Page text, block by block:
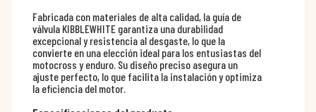
Fabricada con materiales de alta calidad, la guía de
válvula KIBBLEWHITE garantiza una durabilidad
excepcional y resistencia al desgaste, lo que la
convierte en una elección ideal para los entusiastas del
motocross y enduro. Su diseño preciso asegura un
ajuste perfecto, lo que facilita la instalación y optimiza
la eficiencia del motor.